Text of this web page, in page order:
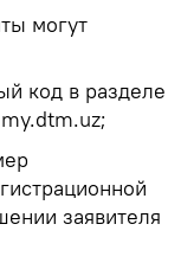
могут
код в разделе
заявителя